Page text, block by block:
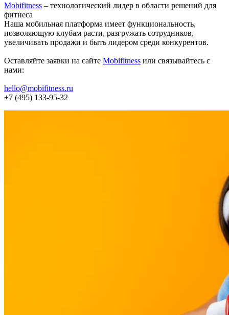
Mobifitness – технологический лидер в области решений для
фитнеса
Наша мобильная платформа имеет функциональность,
позволяющую клубам расти, разгружать сотрудников,
увеличивать продажи и быть лидером среди конкурентов.
Оставляйте заявки на сайте Mobifitness или связывайтесь с
нами:
hello@mobifitness.ru
+7 (495) 133-95-32